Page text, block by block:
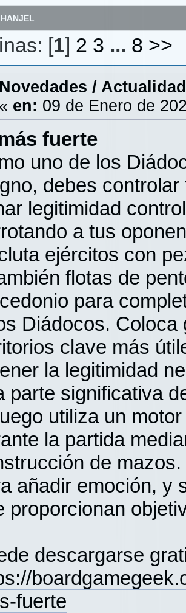
[1] 2 3 ... 8 >>
Novedades / Actualidad
« en: 09 de Enero de
fuerte
uno de los
debes
legitimidad
a tus
ejércitos con
flotas de
para
Diádocos.
clave más
la legitimidad
parte significativa
utiliza un
la partida
de
añadir emoción, y
proporcionan
descargarse
fuerte